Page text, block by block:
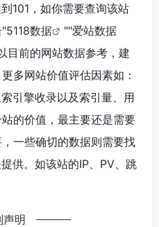
101，如你需要查询该站
"5118数据 ""爱站数据
目前的网站数据参考，建
多网站价值评估因素如：
引擎收录以及索引量、用
的价值，最主要还是需要
一些确切的数据则需要找
供。如该站的IP、PV、跳
声明